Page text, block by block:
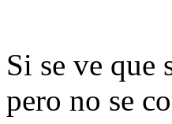
Si se ve que
pero no se